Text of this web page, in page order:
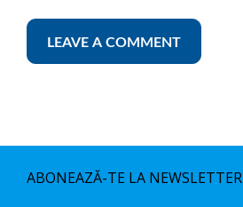
ABONEAZĂ-TE LA NEWSLETTER